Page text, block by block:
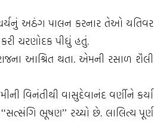
અઠંગ પાલન કરનાર તેઓ યતિવર
ચરણોદક પીધું હતું.
આશ્રિત થતા. એમની રસાળ શૈલી
વિનંતીથી વાસુદેવાનંદ વર્ણીને કર્યા
ભૂષણ’’ રચ્યો છે. લાલિત્ય પૂર્ણ